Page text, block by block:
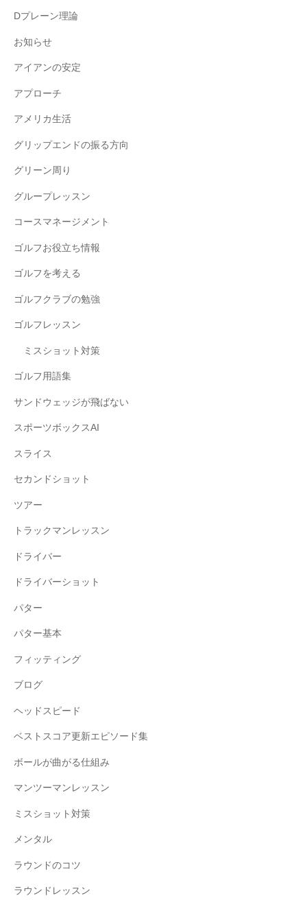
Dプレーン理論
お知らせ
アイアンの安定
アプローチ
アメリカ生活
グリップエンドの振る方向
グリーン周り
グループレッスン
コースマネージメント
ゴルフお役立ち情報
ゴルフを考える
ゴルフクラブの勉強
ゴルフレッスン
ミスショット対策
ゴルフ用語集
サンドウェッジが飛ばない
スポーツボックスAI
スライス
セカンドショット
ツアー
トラックマンレッスン
ドライバー
ドライバーショット
パター
パター基本
フィッティング
ブログ
ヘッドスピード
ベストスコア更新エピソード集
ボールが曲がる仕組み
マンツーマンレッスン
ミスショット対策
メンタル
ラウンドのコツ
ラウンドレッスン